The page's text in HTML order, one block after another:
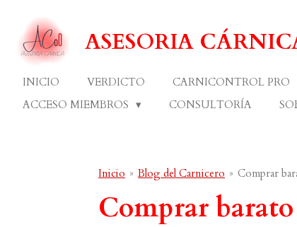
contenido
principal
ASESORIA
INICIO VERDICTO CARNICONTROL PRO
ACCESO MIEMBROS
CONSULTORÍA
Inicio » Blog del Carnicero » Comprar
Comprar